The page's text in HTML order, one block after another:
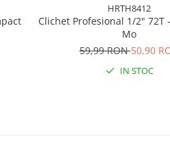
HRTH8412
Clichet Profesional 1/2" 72T
Mo
59,99 RON50,90
IN STOC